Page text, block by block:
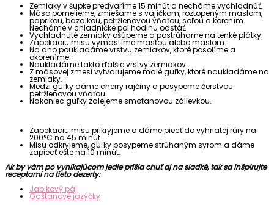
Zemiaky v šupke predvaríme 15 minút a necháme vychladnúť.
Mäso pomelieme, zmiešame s vajíčkom, roztopeným maslom,
paprikou, bazalkou, petržlenovou vňaťou, soľou a korením.
Necháme v chladničke pol hodinu odstáť.
Vychladnuté zemiaky ošúpeme a postrúhame na tenké plátky.
Zapekaciu misu vymastíme masťou alebo maslom.
Na dno poukladáme vrstvu zemiakov, ktoré posolíme a
okoreníme.
Naukladáme takto ďalšie vrstvy zemiakov.
Z mäsovej zmesi vytvarujeme malé guľky, ktoré naukladáme na
zemiaky.
Medzi guľky dáme cherry rajčiny a posypeme čerstvou
petržlenovou vňaťou.
Nakoniec guľky zalejeme smotanovou zálievkou.
Zapekaciu misu prikryjeme a dáme piecť do vyhriatej rúry na
200°C na 45 minút.
Misu odkryjeme, guľky posypeme strúhaným syrom a dáme
zapiecť ešte na 10 minút.
Ak by vám po vynikajúcom jedle prišla chuť aj na sladké, tak sa inšpirujte
receptami na tieto dezerty:
Jablkový páj
Gaštanové jazýčky